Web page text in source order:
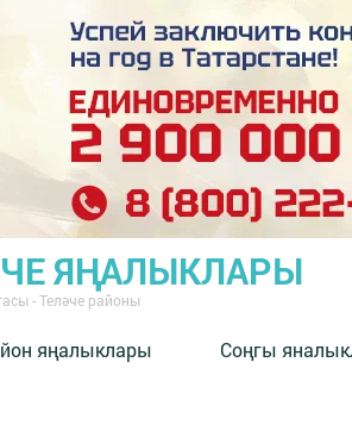
ЯҢАЛЫКЛАРЫ
- Теләче районы
яңалыклары Соңгы